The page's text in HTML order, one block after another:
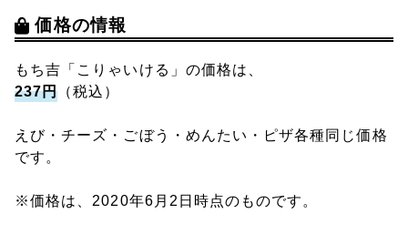
価格の情報
もち吉「こりゃいける」の価格は、
237円 （税込）
えび・チーズ・ごぼう・めんたい・ピザ各種同じ価格
です。
※価格は、2020年6月2日時点のものです。